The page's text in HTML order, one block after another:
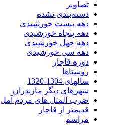
تصاویر
دسته‌بندی نشده
دهه بیست خورشیدی
دهه پنجاه خورشیدی
دهه چهل خورشیدی
دهه سی خورشیدی
دوره قاجار
روستاها
سالهای 1304-1320
شهرهای دیگر مازندران
ضرب المثل های مردم آمل
قدیمتر از قاجار
مراسم